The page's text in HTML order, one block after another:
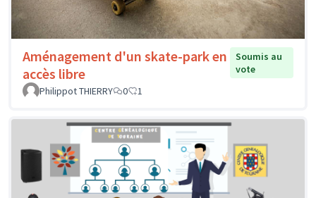
Aménagement d'un skate-park en
accès libre
Soumis au
vote
Philippot THIERRY
0 1